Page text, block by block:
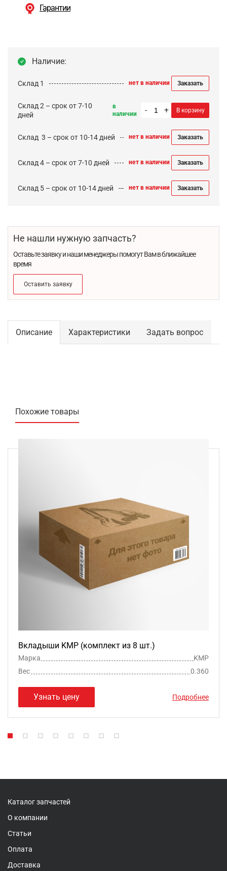
Гарантии
Наличие:
Склад 1 нет в наличии Заказать
Склад 2 – срок от 7-10
дней
в
наличии
- + В корзину
Cклад 3 – срок от 10-14 дней нет в наличии Заказать
Склад 4 – срок от 7-10 дней нет в наличии Заказать
Склад 5 – срок от 10-14 дней нет в наличии Заказать
Не нашли нужную запчасть?
Оставьте заявку и наши менеджеры помогут Вам в ближайшее
время
Оставить заявку
Описание Характеристики Задать вопрос
Похожие товары
Вкладыши KMP (комплект из 8 шт.)
Марка
KMP
Вес
0.360
Узнать цену Подробнее
Каталог запчастей
О компании
Статьи
Оплата
Доставка